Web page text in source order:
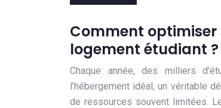
Comment
logement étudiant ?
Chaque année, des milliers
l’hébergement idéal, un véritable
de ressources souvent limitées.